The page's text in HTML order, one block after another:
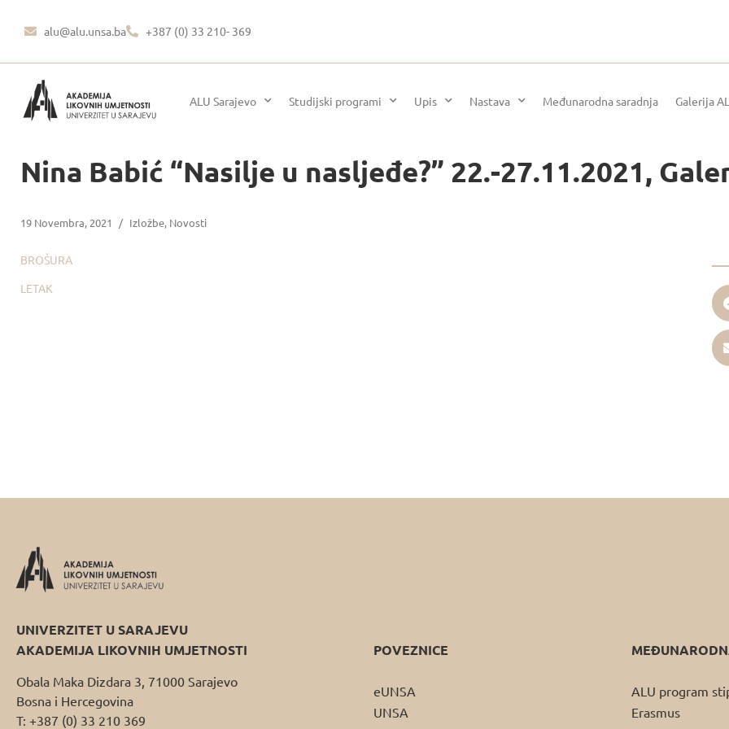
alu@alu.unsa.ba +387 (0) 33 210- 369
ALU Sarajevo Studijski programi Upis Nastava Međunarodna saradnja Galerija
Nina Babić “Nasilje u nasljeđe?” 22.-27.11.2021,
19 Novembra, 2021 / Izložbe, Novosti
BROŠURA
LETAK
UNIVERZITET U SARAJEVU
AKADEMIJA LIKOVNIH UMJETNOSTI
Obala Maka Dizdara 3, 71000 Sarajevo
Bosna i Hercegovina
T: +387 (0) 33 210 369
POVEZNICE
eUNSA
UNSA
ALU program
Erasmus